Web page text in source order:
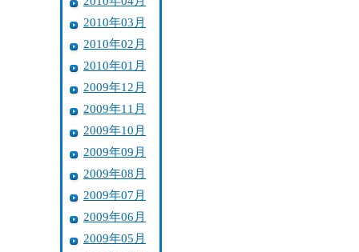
2010年03月
2010年02月
2010年01月
2009年12月
2009年11月
2009年10月
2009年09月
2009年08月
2009年07月
2009年06月
2009年05月